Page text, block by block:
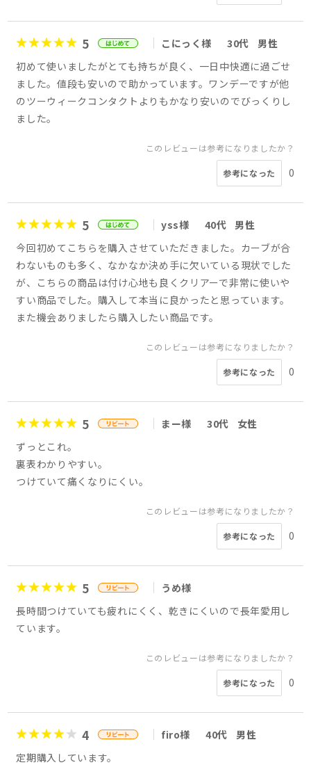
5 こにっく様 30代
男性
初めて使いましたがとても持ちが良く、一日中快適に過ごせ
ました。値段も安いので助かっています。ワンデーですが他
のツーウィークコンタクトよりもかなり安いのでびっくりし
ました。
このレビューは参考になりましたか？
参考になった 0
5 yss様 40代
男性
今回初めてこちらを購入させていただきました。カーブが合
わないものも多く、なかなか決め手に欠いている現状でした
が、こちらの商品は付け心地も良くクリアーで非常に使いや
すい商品でした。購入して本当に良かったと思っています。
また機会ありましたら購入したい商品です。
このレビューは参考になりましたか？
参考になった 0
5 まー様 30代
女性
ずっとこれ。
裏表わかりやすい。
つけていて痛くなりにくい。
このレビューは参考になりましたか？
参考になった 0
5
うめ様
長時間つけていても疲れにくく、乾きにくいので長年愛用し
ています。
このレビューは参考になりましたか？
参考になった 0
4 firo様 40代
男性
定期購入しています。